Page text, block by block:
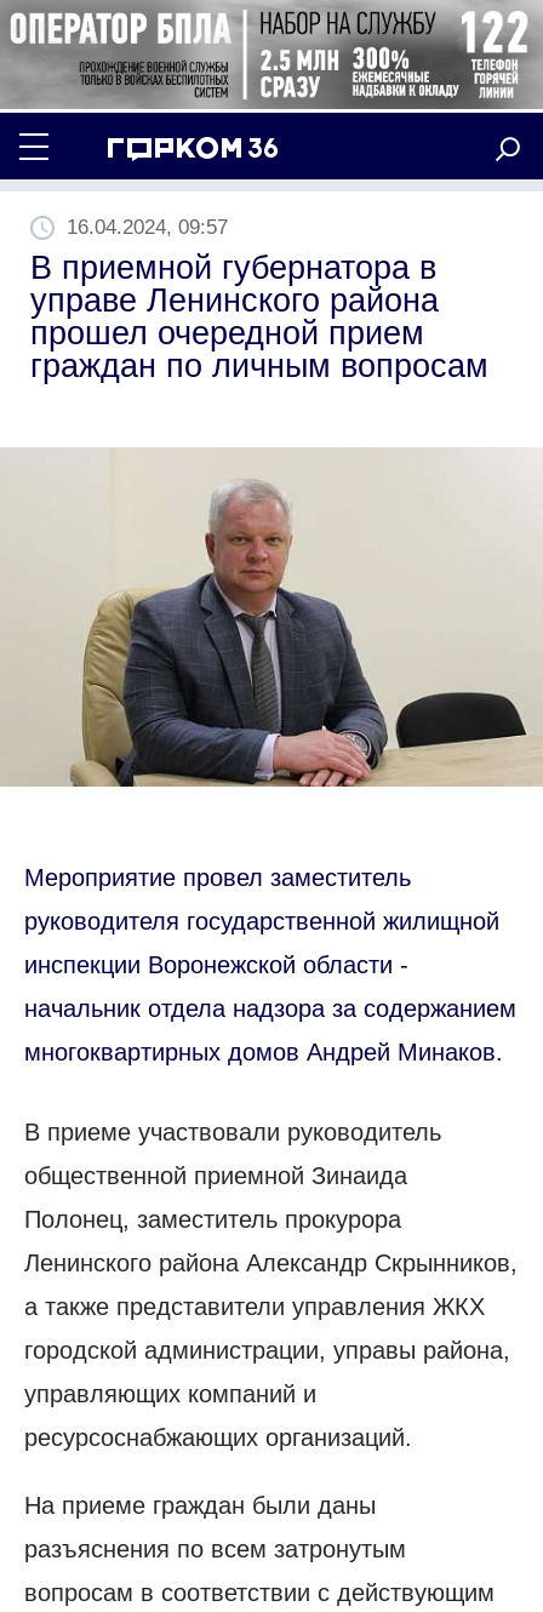
16.04.2024, 09:57
В приемной губернатора в
управе Ленинского района
прошел очередной прием
граждан по личным вопросам
Мероприятие провел заместитель
руководителя государственной жилищной
инспекции Воронежской области -
начальник отдела надзора за содержанием
многоквартирных домов Андрей Минаков.
В приеме участвовали руководитель
общественной приемной Зинаида
Полонец, заместитель прокурора
Ленинского района Александр Скрынников,
а также представители управления ЖКХ
городской администрации, управы района,
управляющих компаний и
ресурсоснабжающих организаций.
На приеме граждан были даны
разъяснения по всем затронутым
вопросам в соответствии с действующим